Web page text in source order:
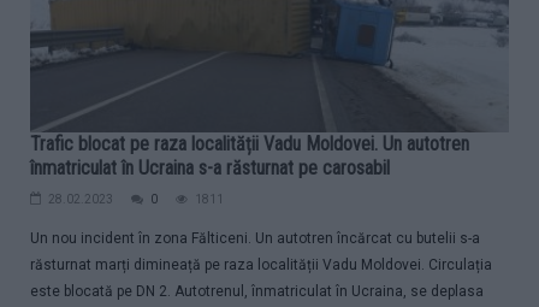
Trafic blocat pe raza localității Vadu Moldovei. Un autotren
înmatriculat în Ucraina s-a răsturnat pe carosabil
28.02.2023 0 1811
Un nou incident în zona Fălticeni. Un autotren încărcat cu butelii s-a
răsturnat marți dimineață pe raza localității Vadu Moldovei. Circulația
este blocată pe DN 2. Autotrenul, înmatriculat în Ucraina, se deplasa